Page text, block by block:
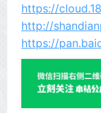
https://
http://
https://